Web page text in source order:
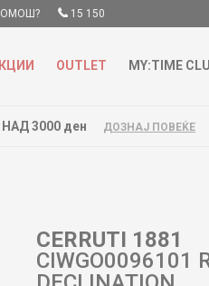
15 150
OUTLET MY:TIME
3000 ден ДОЗНАЈ ПОВЕЌЕ
CERRUTI 1881
CIWGO0096101